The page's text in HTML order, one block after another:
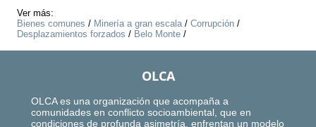
Ver más:
Bienes comunes / Minería a gran escala/ Corrupción /
Desplazamientos forzados / Belo Monte /
OLCA
OLCA es una organización que acompaña a
comunidades en conflicto socioambiental, que en
condiciones de profunda asimetría, enfrentan un modelo